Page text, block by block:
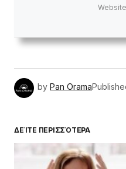
Website
by Pan Orama
ΔΕΊΤΕ ΠΕΡΙΣΣΌΤΕΡΑ